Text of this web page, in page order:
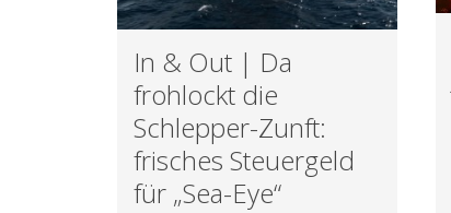
In & Out | Da
frohlockt die
Schlepper-Zunft:
frisches Steuergeld
für „Sea-Eye“